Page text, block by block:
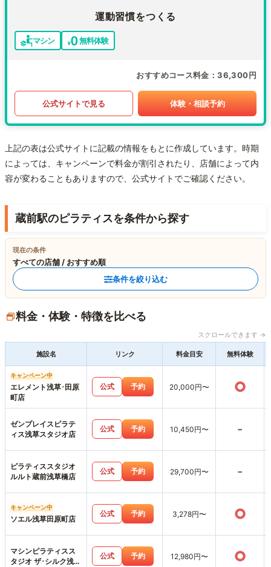
運動習慣をつくる
マシン 無料体験
おすすめコース料金 36,300円
公式サイトで見る 体験・相談予約
上記の表は公式サイトに記載の情報をもとに作成しています。時期
によっては、キャンペーンで料金が割引されたり、店舗によって内
容が変わることもありますので、公式サイトでご確認ください。
蔵前駅のピラティスを条件から探す
現在の条件
すべての店舗 / おすすめ順
条件を絞り込む
料金・体験・特徴を比べる
スクロールできます →
施設名 リンク 料金目安 無料体験
キャンペーン中
エレメント浅草･田原
町店
公式 予約 20,000円〜 ○
ゼンプレイスピラテ
ィス浅草スタジオ店
公式 予約 10,450円〜 -
ピラティススタジオ
ルルト蔵前浅草橋店
公式 予約 29,700円〜 -
キャンペーン中
ソエル浅草田原町店
公式 予約 3,278円〜 ○
マシンピラティスス
タジオ ザ･シルク浅草
公式 予約 12,980円〜 ○